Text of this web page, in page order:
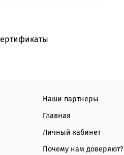
Наши партнеры
Главная
Личный кабинет
Почему нам доверяют?